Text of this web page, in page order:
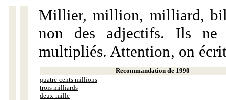
Millier, million, milliard,
non des adjectifs. Ils ne
multipliés. Attention, on
Recommandation de 1990
quatre-cents millions
trois milliards
deux-mille